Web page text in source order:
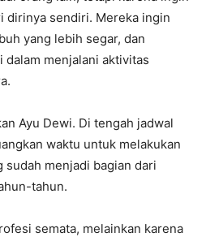
dirinya sendiri. Mereka ingin
yang lebih segar, dan
menjalani aktivitas
Ayu Dewi. Di tengah jadwal
waktu untuk melakukan
sudah menjadi bagian dari
tahun.
semata, melainkan karena